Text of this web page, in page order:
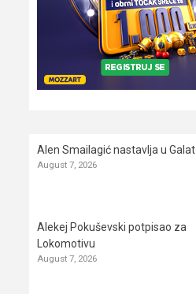
Alen Smailagić nastavlja u
August 7, 2026
Alekej Pokuševski potpisao za
Lokomotivu
August 7, 2026